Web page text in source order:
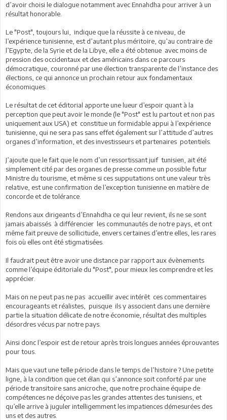
d’avoir choisi le dialogue notamment avec Ennahdha pour arriver à un
résultat honorable.
Le "Post", toujours lui, indique que la réussite à ce niveau, de
l’expérience tunisienne, est d’autant plus méritoire, qu’au contraire de
l’Egypte, de la Syrie et de la Libye, elle a été obtenue avec moins de
pression des occidentaux et des américains dans ce parcours
démocratique, couronné par une élection transparente de l’instance des
élections, ce qui annonce un prochain retour aux fondamentaux
économiques.
Le résultat de cet éditorial apporte une lueur d’espoir quant à la
perception que peut avoir le monde (le "Post" est lu partout et non pas
uniquement aux USA) et constitue un formidable appui à l’expérience
tunisienne, qui ne sera pas sans effet également sur l’attitude d’autres
organes d’information, et des investisseurs et partenaires potentiels.
J’ajoute que le fait que le nom d’un ressortissant juif tunisien, ait été
simplement cité par des organes de presse comme un possible futur
Ministre du tourisme, et même si ces supputations ont une valeur très
relative, est une confirmation de l’exception tunisienne en matière de
concorde et de tolérance.
Rendons aux dirigeants d’Ennahdha ce qui leur revient, ils ne se sont
jamais abaissés à différencier les communautés de notre pays, et ont
même fait preuve de sollicitude, envers certaines d’entre elles, les rares
fois où elles ont été stigmatisées.
Il faudrait peut être avoir une distance par rapport aux évènements
comme l’équipe éditoriale du "Post", pour mieux les comprendre et les
apprécier.
Mais on ne peut pas ne pas accueillir avec intérêt ces commentaires
encourageants et réalistes, puisque ils y associent dans une dernière
partie la situation délicate de notre économie, résultat des multiples
désordres vécus par notre pays.
Ainsi donc l’espoir est de retour après trois longues années éprouvantes
pour tous.
Mais que vaut une telle période dans le temps de l’histoire ? Une petite
ligne, à la condition que cet élan qui s’annonce soit conforté par une
période transitoire sans anicroche, que notre prochaine équipe de
compétences ne déçoive pas les grandes attentes des tunisiens, et
qu’elle arrive à juguler intelligemment les impatiences démesurées des
uns et des autres.